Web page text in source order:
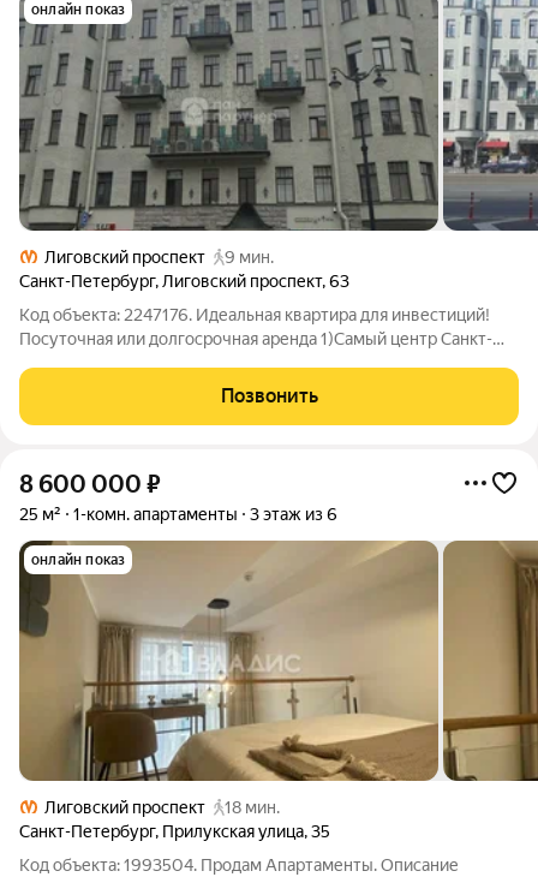
онлайн показ
Лиговский проспект
9 мин.
Санкт-Петербург, Лиговский проспект,63
Код объекта: 2247176. Идеальная квартира для инвестиций!
Посуточная или долгосрочная аренда 1)Самый центр Санкт-
2-4 мин пешком (зеленая и квасная ветки), рядом Московский
вокзал, 2-3 остановки
Позвонить
8 600 000 ₽
25 м² 1-комн. апартаменты 3 этаж из 6
онлайн показ
Лиговский проспект
18 мин.
Санкт-Петербург, Прилукская улица,35
Код объекта: 1993504. Продам Апартаменты. Описание